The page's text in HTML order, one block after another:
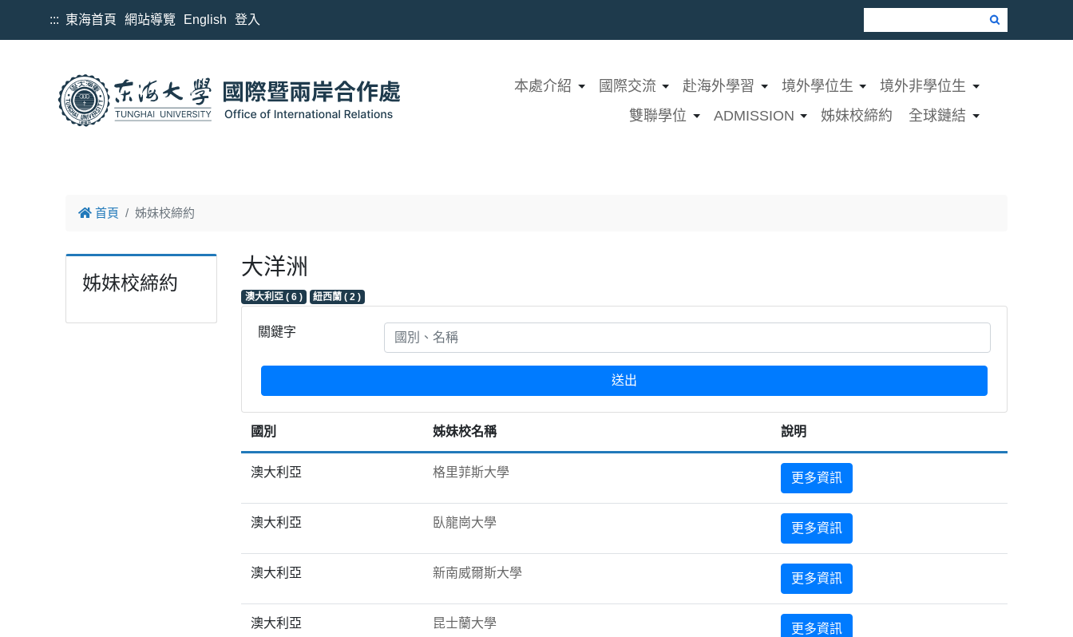
::: 東海首頁 網站導覽 English 登入
本處介紹 國際交流 赴海外學習 境外學位生
境外非學位生
雙聯學位
ADMISSION 姊妹校締約 全球鏈結
首頁 姊妹校締約
姊妹校締約
大洋洲
澳大利亞 ( 6 ) 紐西蘭 ( 2 )
關鍵字
國別 姊妹校名稱 說明
澳大利亞 格里菲斯大學 更多資訊
澳大利亞 臥龍崗大學 更多資訊
澳大利亞 新南威爾斯大學 更多資訊
澳大利亞 昆士蘭大學 更多資訊